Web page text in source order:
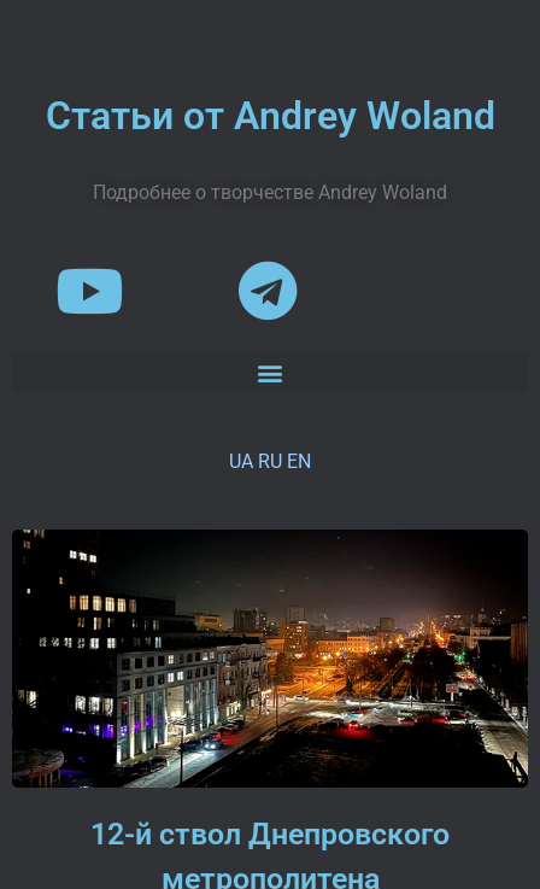
Статьи от Andrey Woland
Подробнее о творчестве Andrey Woland
UA RU EN
12-й ствол Днепровского
метрополитена